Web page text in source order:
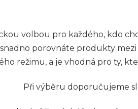
v
l
á
d
volbou pro každého, kdo
porovnáte produkty
režimu, a je vhodná pro ty,
Při výběru doporučujeme